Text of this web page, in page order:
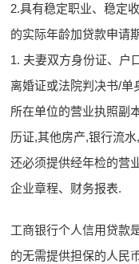
2.具有稳定职业、稳定
的实际年龄加贷款申请
1. 夫妻双方身份证、户
离婚证或法院判决书/单
所在单位的营业执照副
历证,其他房产,银行流
还必须提供经年检的营
企业章程、财务报表.
工商银行个人信用贷款
的无需提供担保的人民